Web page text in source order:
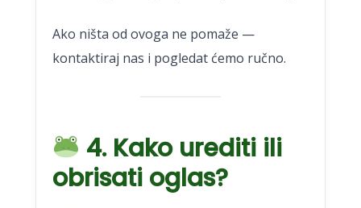
Ako ništa od ovoga ne pomaže —
kontaktiraj nas i pogledat ćemo ručno.
4. Kako urediti ili
obrisati oglas?